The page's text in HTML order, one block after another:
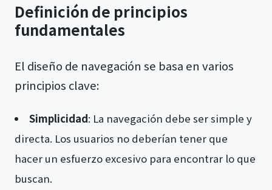
Definición de principios
fundamentales
El diseño de navegación se basa en varios
principios clave:
Simplicidad: La navegación debe ser simple y
directa. Los usuarios no deberían tener que
hacer un esfuerzo excesivo para encontrar lo que
buscan.